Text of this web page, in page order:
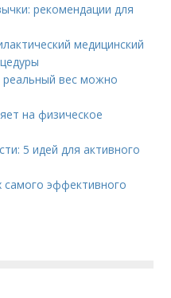
рекомендации для
медицинский
реальный вес можно
на физическое
5 идей для активного
самого эффективного